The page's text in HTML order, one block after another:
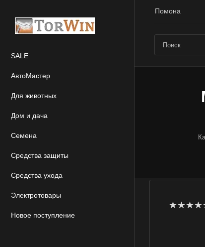
Помона
SALE
АвтоМастер
Для животных
Дом и дача
Семена
Средства защиты
Средства ухода
Электротовары
Новое поступление